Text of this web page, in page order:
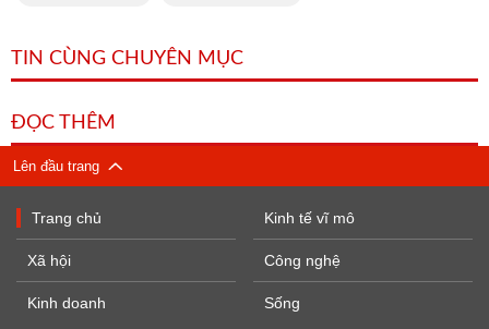
TIN CÙNG CHUYÊN MỤC
ĐỌC THÊM
Lên đầu trang
Trang chủ
Xã hội
Kinh doanh
Kinh tế vĩ mô
Công nghệ
Sống